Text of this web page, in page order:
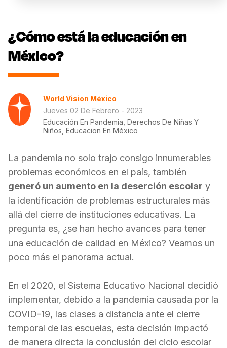
¿Cómo está la educación en
México?
World Vision México
Jueves 02 De Febrero - 2023
Educación En Pandemia, Derechos De Niñas Y
Niños, Educacion En México
La pandemia no solo trajo consigo innumerables
problemas económicos en el país, también
generó un aumento en la deserción escolar y
la identificación de problemas estructurales más
allá del cierre de instituciones educativas. La
pregunta es, ¿se han hecho avances para tener
una educación de calidad en México? Veamos un
poco más el panorama actual.
En el 2020, el Sistema Educativo Nacional decidió
implementar, debido a la pandemia causada por la
COVID-19, las clases a distancia ante el cierre
temporal de las escuelas, esta decisión impactó
de manera directa la conclusión del ciclo escolar